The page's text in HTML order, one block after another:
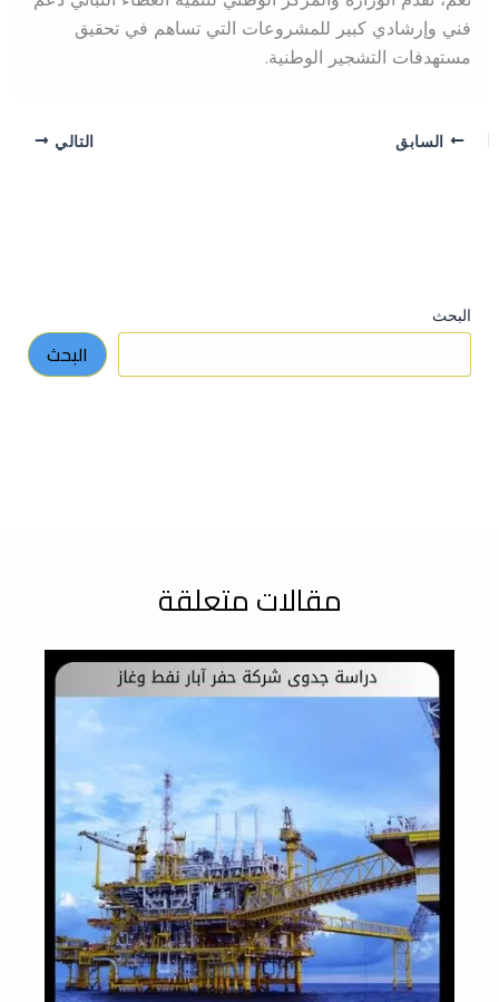
فني وإرشادي كبير للمشروعات التي تساهم في تحقيق
مستهدفات التشجير الوطنية.
السابق التالي
البحث
البحث
مقالات متعلقة